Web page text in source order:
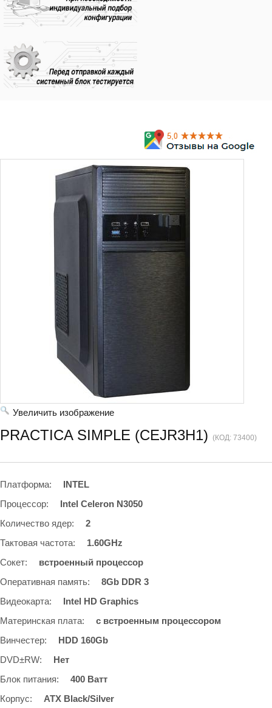
Увеличить изображение
PRACTICA SIMPLE (CEJR3H1) (КОД: 73400)
Платформа:
INTEL
Процессор:
Intel Celeron N3050
Количество ядер:
2
Тактовая частота:
1.60GHz
Сокет:
встроенный процессор
Оперативная память:
8Gb DDR 3
Видеокарта:
Intel HD Graphics
Материнская плата:
с встроенным процессором
Винчестер:
HDD 160Gb
DVD±RW:
Нет
Блок питания:
400 Ватт
Корпус:
ATX Black/Silver